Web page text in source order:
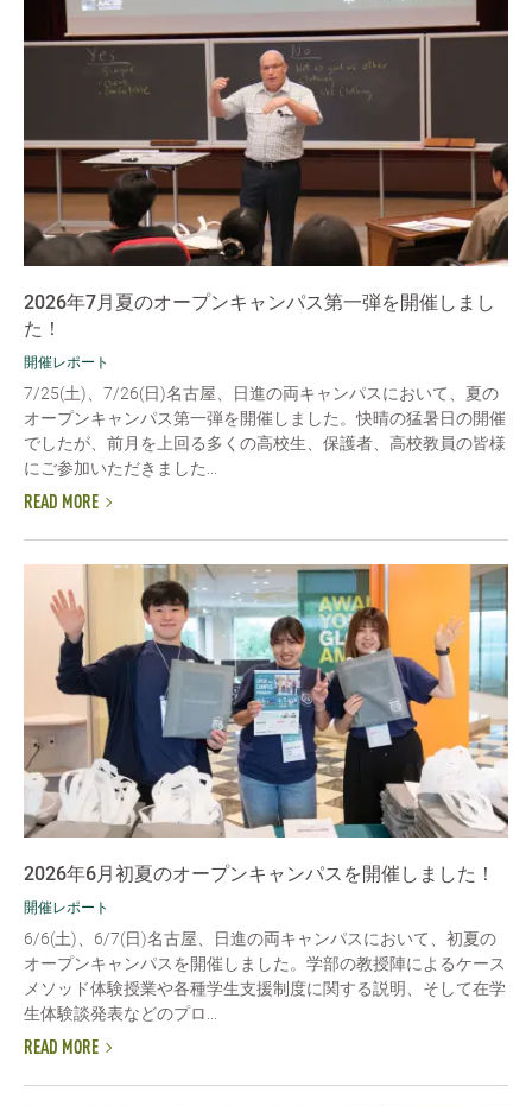
2026年7月夏のオープンキャンパス第一弾を開催しまし
た！
開催レポート
7/25(土)、7/26(日)名古屋、日進の両キャンパスにおいて、夏の
オープンキャンパス第一弾を開催しました。快晴の猛暑日の開催
でしたが、前月を上回る多くの高校生、保護者、高校教員の皆様
にご参加いただきました...
READ MORE
2026年6月初夏のオープンキャンパスを開催しました！
開催レポート
6/6(土)、6/7(日)名古屋、日進の両キャンパスにおいて、初夏の
オープンキャンパスを開催しました。学部の教授陣によるケース
メソッド体験授業や各種学生支援制度に関する説明、そして在学
生体験談発表などのプロ...
READ MORE